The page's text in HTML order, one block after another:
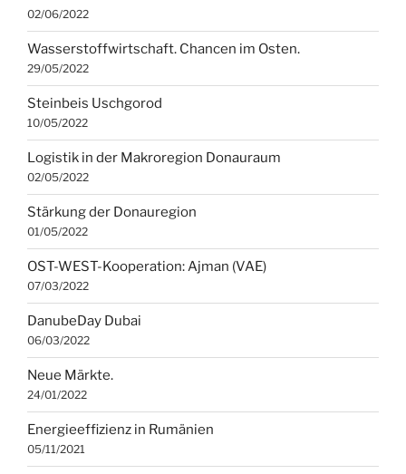
02/06/2022
Wasserstoffwirtschaft. Chancen im Osten.
29/05/2022
Steinbeis Uschgorod
10/05/2022
Logistik in der Makroregion Donauraum
02/05/2022
Stärkung der Donauregion
01/05/2022
OST-WEST-Kooperation: Ajman (VAE)
07/03/2022
DanubeDay Dubai
06/03/2022
Neue Märkte.
24/01/2022
Energieeffizienz in Rumänien
05/11/2021